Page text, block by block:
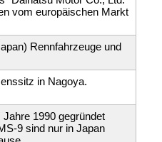
vom europäischen Markt
Rennfahrzeuge und
in Nagoya.
1990 gegründet
9 sind nur in Japan